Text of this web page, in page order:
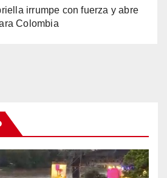
irrumpe con fuerza y abre
Colombia